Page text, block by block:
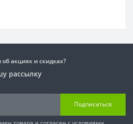
акциях и скидках?
рассылку
Подписаться